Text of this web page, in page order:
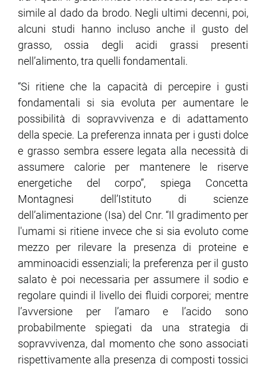
simile al dado da brodo. Negli ultimi decenni, poi,
alcuni studi hanno incluso anche il gusto del
grasso, ossia degli acidi grassi presenti
nell’alimento, tra quelli fondamentali.
“Si ritiene che la capacità di percepire i gusti
fondamentali si sia evoluta per aumentare le
possibilità di sopravvivenza e di adattamento
della specie. La preferenza innata per i gusti dolce
e grasso sembra essere legata alla necessità di
assumere calorie per mantenere le riserve
energetiche del corpo”, spiega Concetta
Montagnesi dell’Istituto di scienze
dell’alimentazione (Isa) del Cnr. “Il gradimento per
l'umami si ritiene invece che si sia evoluto come
mezzo per rilevare la presenza di proteine ​​e
amminoacidi essenziali; la preferenza per il gusto
salato è poi necessaria per assumere il sodio e
regolare quindi il livello dei fluidi corporei; mentre
l’avversione per l’amaro e l’acido sono
probabilmente spiegati da una strategia di
sopravvivenza, dal momento che sono associati
rispettivamente alla presenza di composti tossici